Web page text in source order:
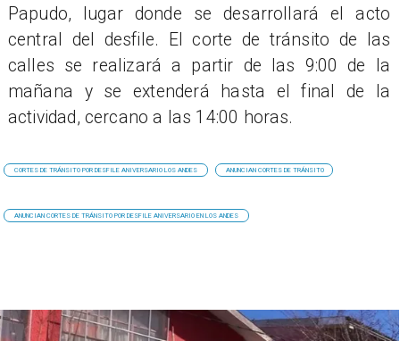
Papudo, lugar donde se desarrollará el acto
central del desfile. El corte de tránsito de las
calles se realizará a partir de las 9:00 de la
mañana y se extenderá hasta el final de la
actividad, cercano a las 14:00 horas.
CORTES DE TRÁNSITO POR DESFILE ANIVERSARIO LOS ANDES ​ANUNCIAN CORTES DE TRÁNSITO
​ANUNCIAN CORTES DE TRÁNSITO POR DESFILE ANIVERSARIO EN LOS ANDES